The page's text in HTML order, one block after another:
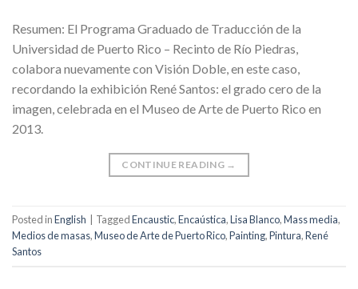
Resumen: El Programa Graduado de Traducción de la
Universidad de Puerto Rico – Recinto de Río Piedras,
colabora nuevamente con Visión Doble, en este caso,
recordando la exhibición René Santos: el grado cero de la
imagen, celebrada en el Museo de Arte de Puerto Rico en
2013.
CONTINUE READING →
Posted inEnglish TaggedEncaustic,Encaústica,Lisa Blanco,Mass media,
Medios de masas,Museo de Arte de Puerto Rico,Painting,Pintura,René
Santos